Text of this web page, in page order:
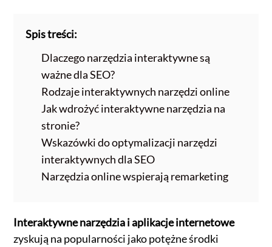
Spis treści:
Dlaczego narzędzia interaktywne są
ważne dla SEO?
Rodzaje interaktywnych narzędzi online
Jak wdrożyć interaktywne narzędzia na
stronie?
Wskazówki do optymalizacji narzędzi
interaktywnych dla SEO
Narzędzia online wspierają remarketing
Interaktywne narzędzia i aplikacje internetowe
zyskują na popularności jako potężne środki